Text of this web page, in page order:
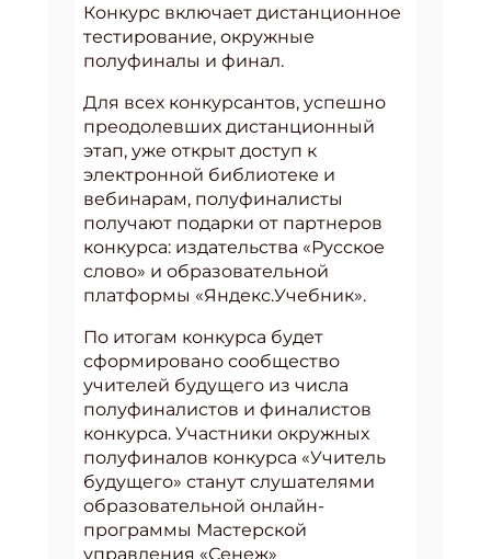
Конкурс включает дистанционное
тестирование, окружные
полуфиналы и финал.
Для всех конкурсантов, успешно
преодолевших дистанционный
этап, уже открыт доступ к
электронной библиотеке и
вебинарам, полуфиналисты
получают подарки от партнеров
конкурса: издательства «Русское
слово» и образовательной
платформы «Яндекс.Учебник».
По итогам конкурса будет
сформировано сообщество
учителей будущего из числа
полуфиналистов и финалистов
конкурса. Участники окружных
полуфиналов конкурса «Учитель
будущего» станут слушателями
образовательной онлайн-
программы Мастерской
управления «Сенеж»